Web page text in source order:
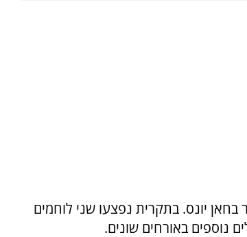
יונס. בתקרית נפצעו שני לוחמים
נוספים באורחים שונים.